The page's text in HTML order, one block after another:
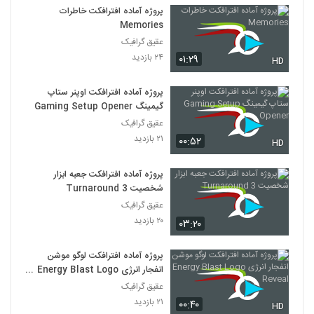
48
۱۸۲ بازدید
آموزش ریگ کاراکتر در مایا
۱۹۹ بازدید
50
آموزش ایجاد آتش و انفجار در هودینی
51
Render
۱۹۷ بازدید
آموزش اسکالپ کاراکتر در ZBrush
۲۰۷ بازدید
آموزش ایجاد Game Assets در تری دی
مکس و زیبراش
۰۱:۲۹ HD
پروژه آماده افترافکت خاطرات
Memories
عقیق گرافیک
۲۴ بازدید
۰۰:۵۲ HD
پروژه آماده افترافکت اوپنر ستاپ
گیمینگ Gaming Setup Opener
عقیق گرافیک
۲۱ بازدید
۰۳:۲۰
پروژه آماده افترافکت جعبه ابزار
شخصیت Turnaround 3
عقیق گرافیک
۲۰ بازدید
۰۰:۴۰ HD
پروژه آماده افترافکت لوگو موشن
انفجار انرژی Energy Blast Logo
Reveal
عقیق گرافیک
۲۱ بازدید